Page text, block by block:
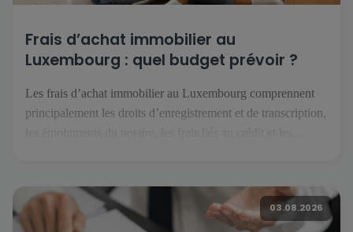
Frais d’achat immobilier au
Luxembourg : quel budget prévoir ?
Les frais d’achat immobilier au Luxembourg comprennent
principalement les droits d’enregistrement et de transcription,
et les dépenses courantes du futur logement. Quels frais faut-
il prévoir pour acheter […]
03.08.2026